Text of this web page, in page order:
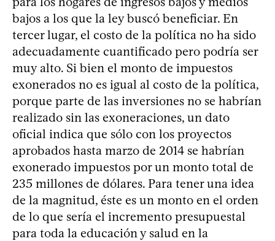
bajos a los que la ley buscó beneficiar. En
tercer lugar, el costo de la política no ha sido
adecuadamente cuantificado pero podría ser
muy alto. Si bien el monto de impuestos
exonerados no es igual al costo de la política,
porque parte de las inversiones no se habrían
realizado sin las exoneraciones, un dato
oficial indica que sólo con los proyectos
aprobados hasta marzo de 2014 se habrían
exonerado impuestos por un monto total de
235 millones de dólares. Para tener una idea
de la magnitud, éste es un monto en el orden
de lo que sería el incremento presupuestal
para toda la educación y salud en la